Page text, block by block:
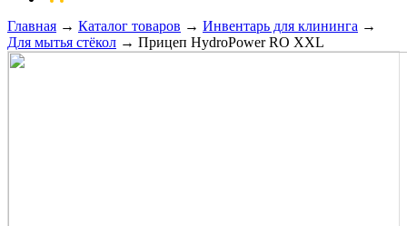
Главная → Каталог товаров → Инвентарь для клининга →
Для мытья стёкол → Прицеп HydroPower RO XXL